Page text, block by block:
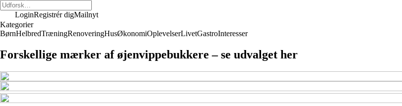
LoginRegistrér digMailnyt
Kategorier
BørnHelbredTræningRenoveringHusØkonomiOplevelserLivetGastroInteresser
Forskellige mærker af øjenvippebukkere – se udvalget her